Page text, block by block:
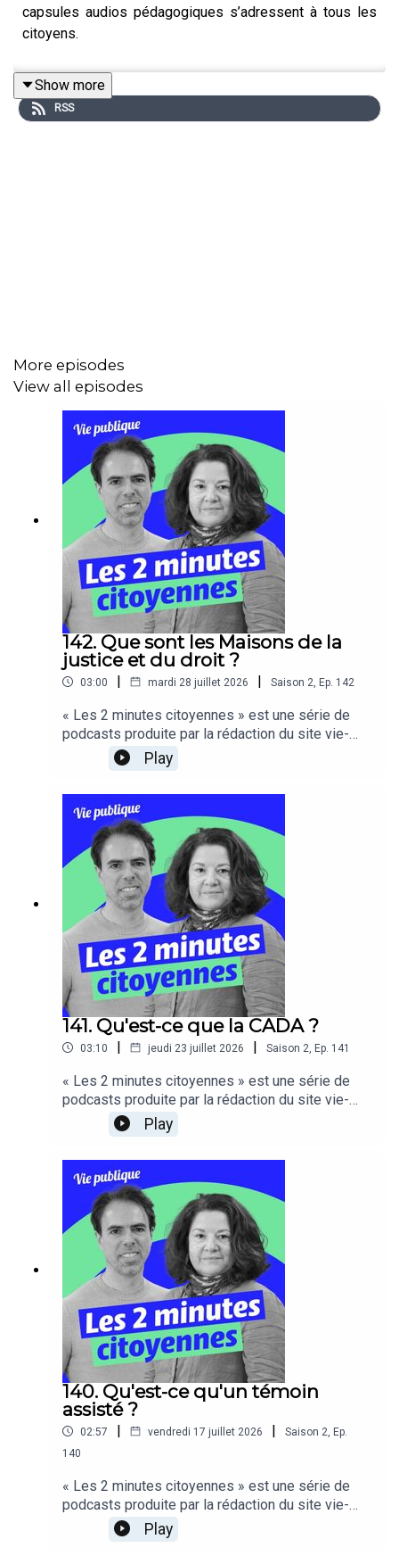
capsules audios pédagogiques s’adressent à tous les
citoyens.
Show more
RSS
More episodes
View all episodes
142. Que sont les Maisons de la
justice et du droit ?
03:00 | mardi 28 juillet 2026 | Saison 2 Ep. 142
« Les 2 minutes citoyennes » est une série de
podcasts produite par la rédaction du site vie-
publique, ces capsules audios pédagogiques
s’adressent à tous les citoyens.
Play
141. Qu'est-ce que la CADA ?
03:10 | jeudi 23 juillet 2026 | Saison 2 Ep. 141
« Les 2 minutes citoyennes » est une série de
podcasts produite par la rédaction du site vie-
publique.fr, ces capsules audios pédagogiques
s’adressent à tous les citoyens.
Play
140. Qu'est-ce qu'un témoin
assisté ?
02:57 | vendredi 17 juillet 2026 | Saison 2 Ep.
140
« Les 2 minutes citoyennes » est une série de
podcasts produite par la rédaction du site vie-
publique, ces capsules audios pédagogiques
s’adressent à tous les citoyens.
Play